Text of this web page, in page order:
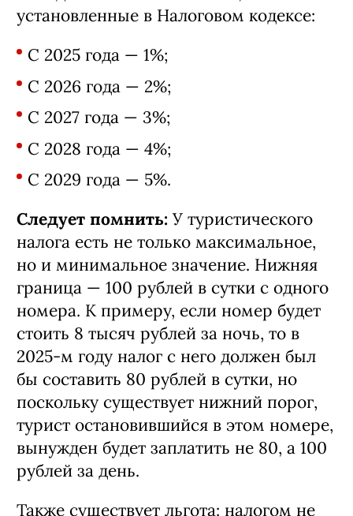
выходить за максимальные,
установленные в Налоговом кодексе:
С 2025 года — 1%;
С 2026 года — 2%;
С 2027 года — 3%;
С 2028 года — 4%;
С 2029 года — 5%.
Следует помнить:У туристического
налога есть не только максимальное,
но и минимальное значение. Нижняя
граница — 100 рублей в сутки с одного
номера. К примеру, если номер будет
стоить 8 тысяч рублей за ночь, то в
2025-м году налог с него должен был
бы составить 80 рублей в сутки, но
поскольку существует нижний порог,
турист остановившийся в этом номере,
вынужден будет заплатить не 80, а 100
рублей за день.